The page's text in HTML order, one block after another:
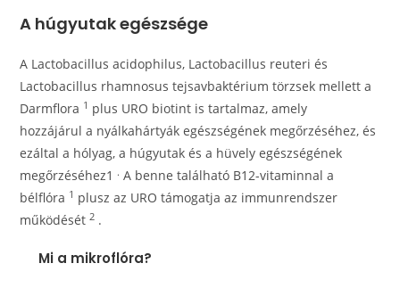
A húgyutak egészsége
A Lactobacillus acidophilus, Lactobacillus reuteri és
Lactobacillus rhamnosus tejsavbaktérium törzsek mellett a
Darmflora 1 plus URO biotint is tartalmaz, amely
hozzájárul a nyálkahártyák egészségének megőrzéséhez, és
ezáltal a hólyag, a húgyutak és a hüvely egészségének
megőrzéséhez1 . A benne található B12-vitaminnal a
bélflóra 1 plusz az URO támogatja az immunrendszer
működését2 .
Mi a mikroflóra?